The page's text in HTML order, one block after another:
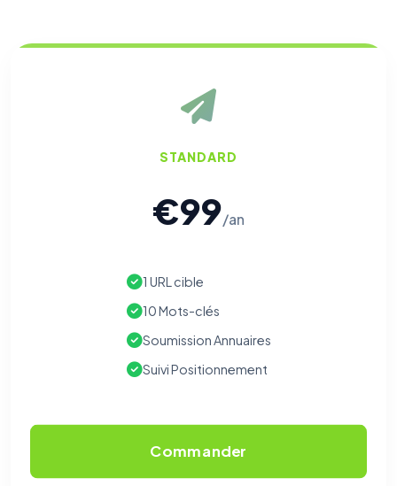
STANDARD
€99/an
1 URL cible
10 Mots-clés
Soumission Annuaires
Suivi Positionnement
Commander